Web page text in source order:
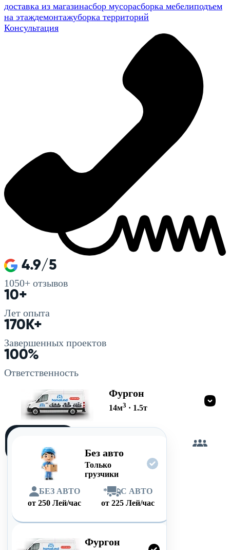
доставка из магазинасбор мусорасборка мебелиподъем
на этаждемонтажуборка территорий
Консультация
4.9/5
1050+ отзывов
10+
Лет опыта
170K+
Завершенных проектов
100%
Ответственность
Фургон
14м3 · 1.5т
Без авто
Только
грузчики
БЕЗ АВТО
от250 Лей/час
*
С АВТО
от 225 Лей/час
Фургон